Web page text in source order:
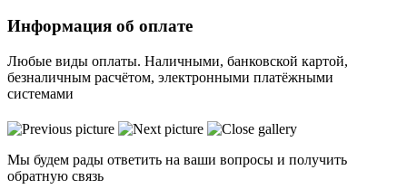
Информация об оплате
Любые виды оплаты. Наличными, банковской картой,
безналичным расчётом, электронными платёжными
системами
Мы будем рады ответить на ваши вопросы и получить
обратную связь